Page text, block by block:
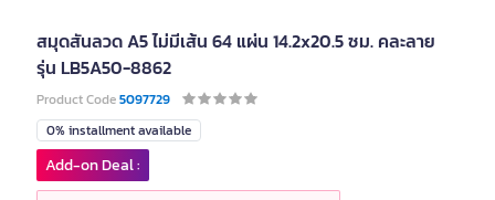
สมุดสันลวด A5 ไม่มีเส้น 64 แผ่น 14.2x20.5 ซม. คละลาย
รุ่น LB5A50-8862
Product Code5097729
0% installment available
Add-on Deal :